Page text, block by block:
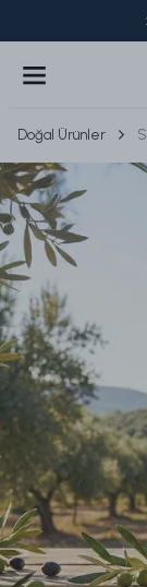
Doğal Ürünler